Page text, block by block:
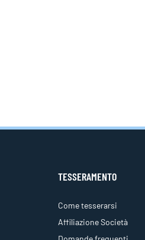
TESSERAMENTO
Come tesserarsi
Affiliazione Società